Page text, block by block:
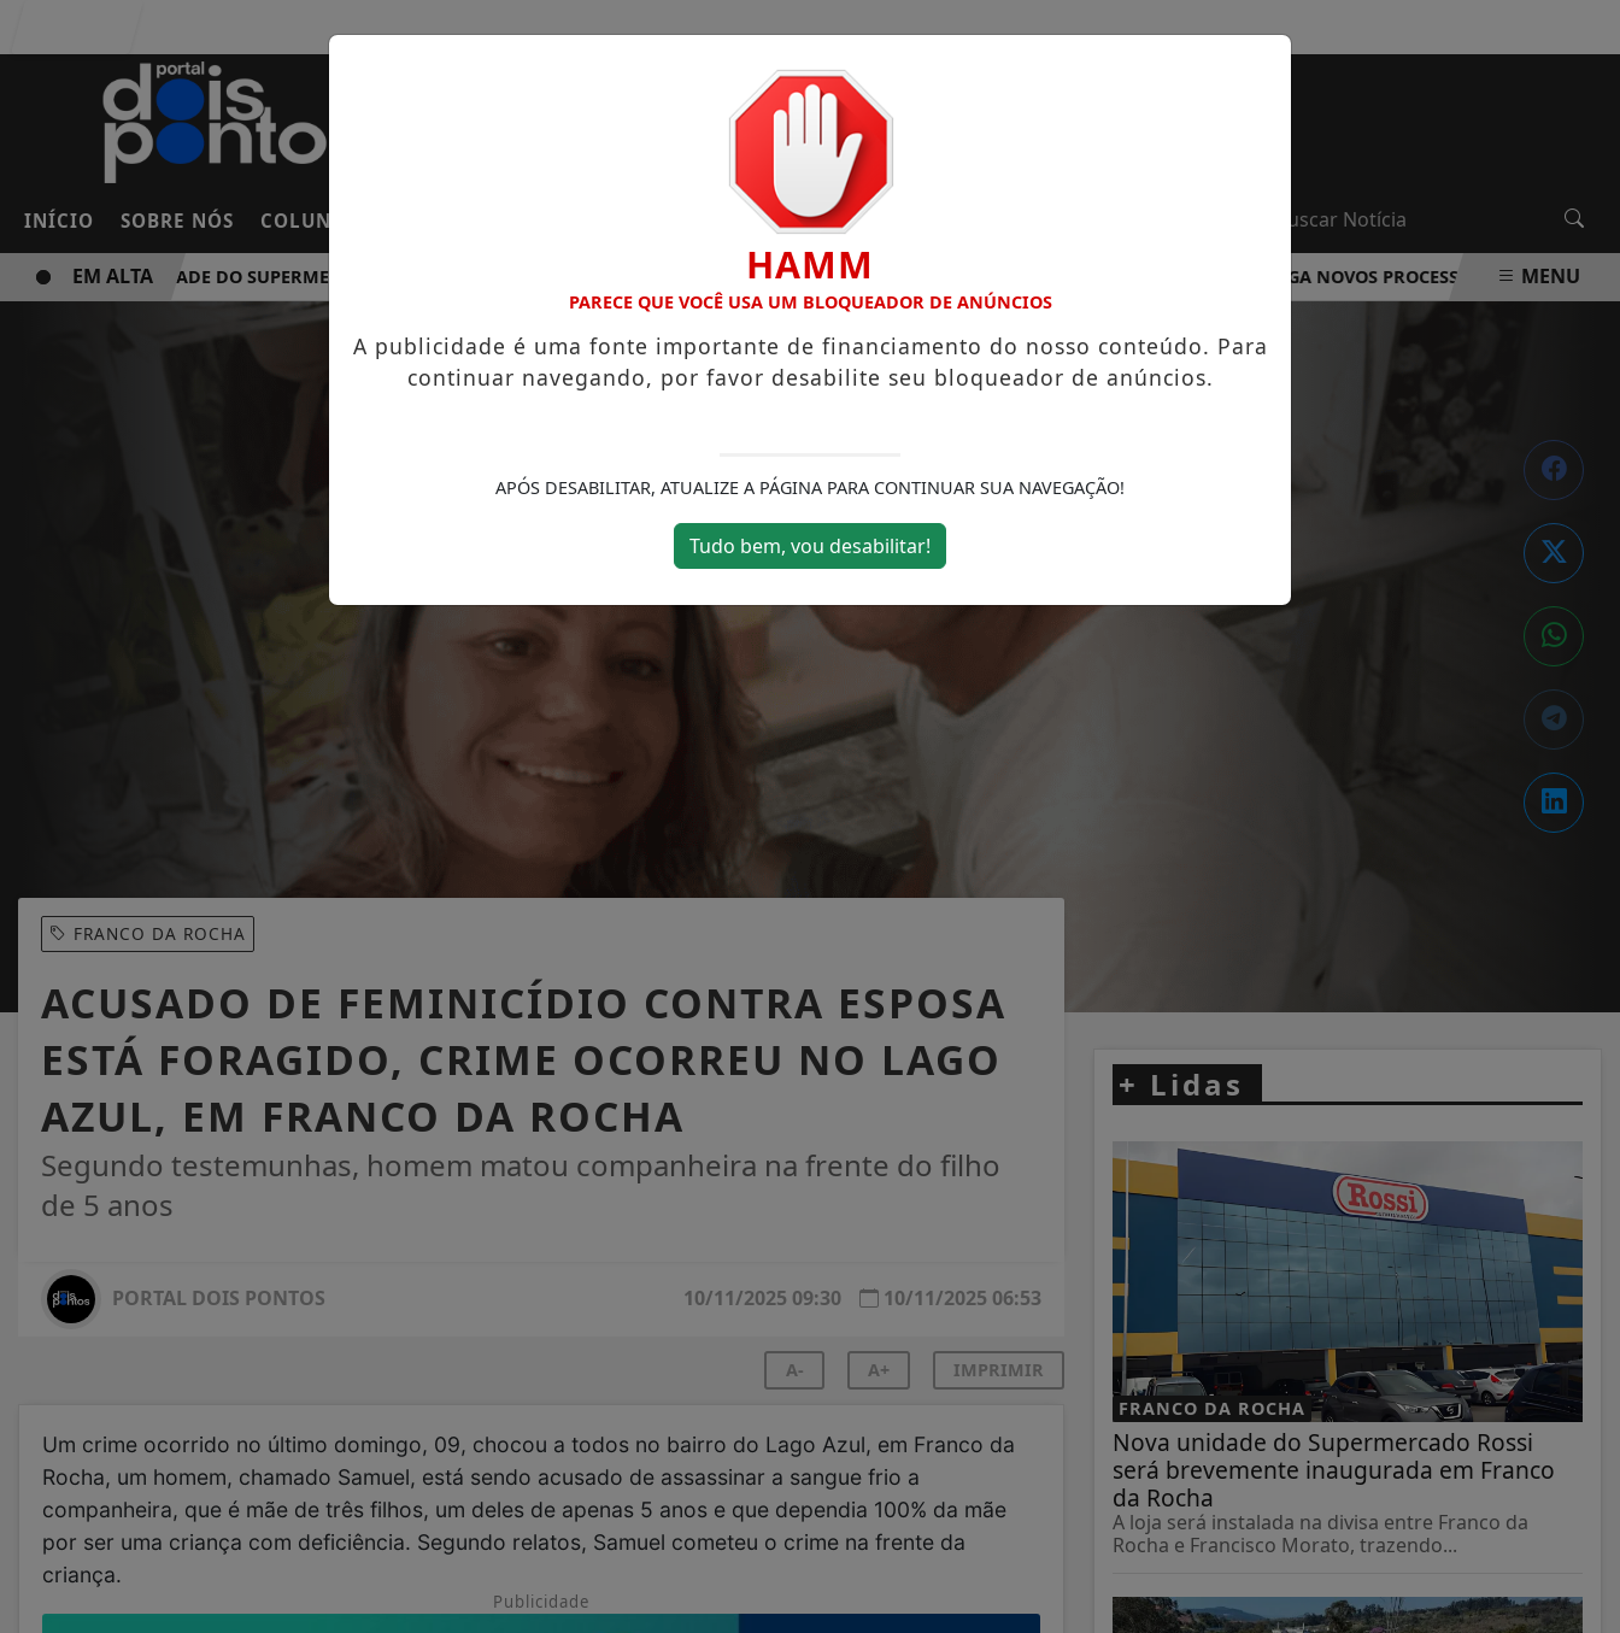
INÍCIO SOBRE NÓS COLUNAS FRANCISCO MORATO
NOVA UNIDADE DO SUPERMERCADO ROSSI SERÁ BREVEMENTE INAUGURADA EM FRANCO DA ROCHA EDUCA FRANCO DA ROCHA DIVULGA NOVOS PROCESSOS SELETIVOS NA ÁREA
EM ALTA MENU
FRANCO DA ROCHA
ACUSADO DE FEMINICÍDIO CONTRA ESPOSA
ESTÁ FORAGIDO, CRIME OCORREU NO LAGO
AZUL, EM FRANCO DA ROCHA
Segundo testemunhas, homem matou companheira na frente do filho
de 5 anos
PORTAL DOIS PONTOS 10/11/2025 06:53
10/11/2025 09:30
A- A+ IMPRIMIR
Um crime ocorrido no último domingo, 09, chocou a todos no bairro do Lago Azul, em Franco da
Rocha, um homem, chamado Samuel, está sendo acusado de assassinar a sangue frio a
companheira, que é mãe de três filhos, um deles de apenas 5 anos e que dependia 100% da mãe
por ser uma criança com deficiência. Segundo relatos, Samuel cometeu o crime na frente da
criança.
Publicidade
+ Lidas
FRANCO DA ROCHA
Nova unidade do Supermercado Rossi
será brevemente inaugurada em Franco
da Rocha
A loja será instalada na divisa entre Franco da
Rocha e Francisco Morato, trazendo...
HAMM
PARECE QUE VOCÊ USA UM BLOQUEADOR DE ANÚNCIOS
A publicidade é uma fonte importante de financiamento do nosso conteúdo. Para
continuar navegando, por favor desabilite seu bloqueador de anúncios.
APÓS DESABILITAR, ATUALIZE A PÁGINA PARA CONTINUAR SUA NAVEGAÇÃO!
Tudo bem, vou desabilitar!